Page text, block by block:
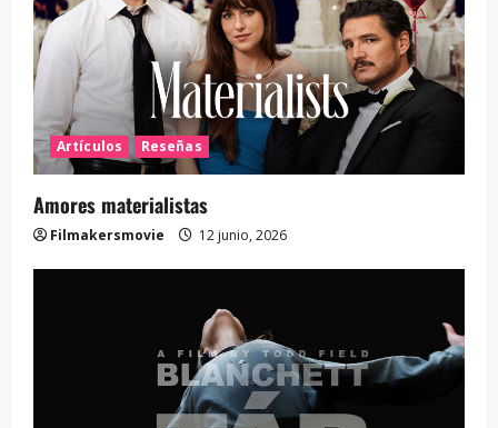
Artículos Reseñas
Amores materialistas
Filmakersmovie 12 junio, 2026